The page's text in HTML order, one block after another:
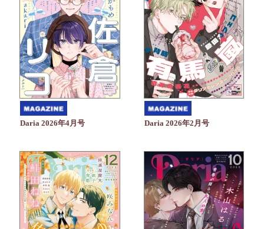
Daria 2026年4月号 Daria 2026年2月号